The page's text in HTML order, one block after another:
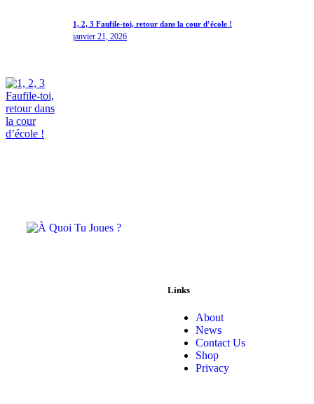
1, 2, 3 Faufile-toi, retour dans la cour d’école !
janvier 21, 2026
Links
About
News
Contact Us
Shop
Privacy